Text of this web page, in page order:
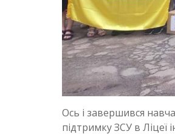
Ось і завершився
підтримку ЗСУ в Ліцеї